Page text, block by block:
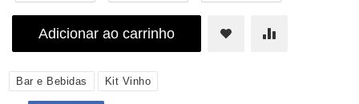
Adicionar ao carrinho
Bar e Bebidas Kit Vinho